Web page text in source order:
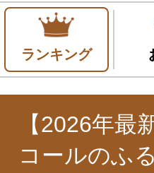
ランキング
【2026年最
コールのふ